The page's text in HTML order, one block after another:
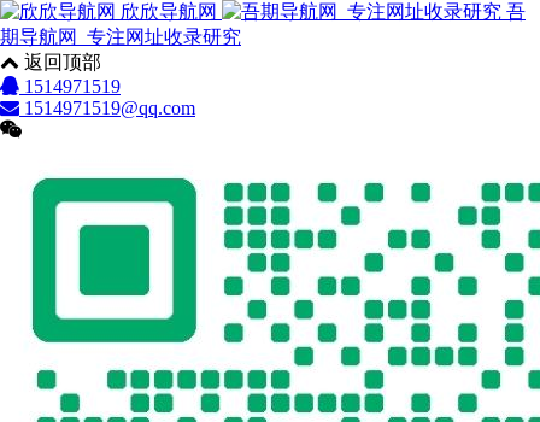
欣欣导航网
吾
期导航网_专注网址收录研究
返回顶部
1514971519
1514971519@qq.com